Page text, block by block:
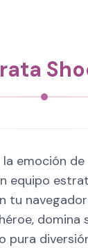
emoción
equipo
pura